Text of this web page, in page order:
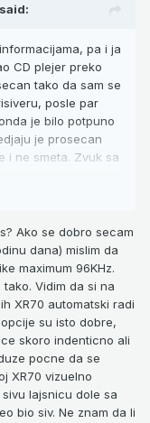
said:
pa i ja
CD plejer preko
tako da sam se
posle par
je bilo potpuno
je prosecan
i ne smeta. Zvuk sa
on dalje radi
zaista smesne
Ako se dobro secam
dana) mislim da
maximum 96KHz.
Vidim da si na
XR70 automatski radi
su isto dobre,
skoro indenticno ali
pocne da se
XR70 vizuelno
lajsnicu dole sa
bio siv. Ne znam da li